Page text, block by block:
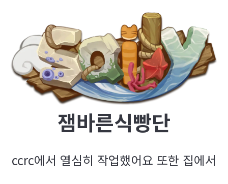
잼바른식빵단
ccrc에서 열심히 작업했어요 또한 집에서